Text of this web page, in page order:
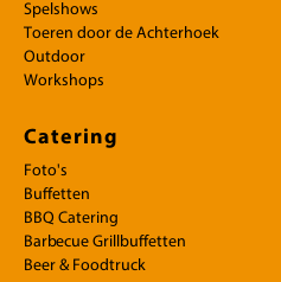
Spelshows
Toeren door de Achterhoek
Outdoor
Workshops
Catering
Foto's
Buffetten
BBQ Catering
Barbecue Grillbuffetten
Beer & Foodtruck